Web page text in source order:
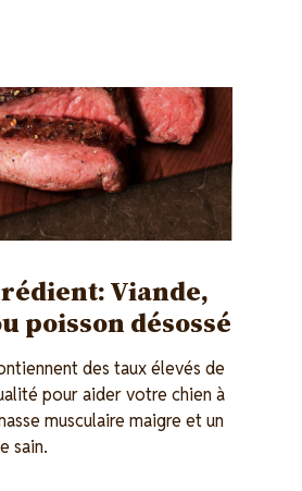
Viande,
poisson désossé
des taux élevés de
pour aider votre chien à
musculaire maigre et un
sain.